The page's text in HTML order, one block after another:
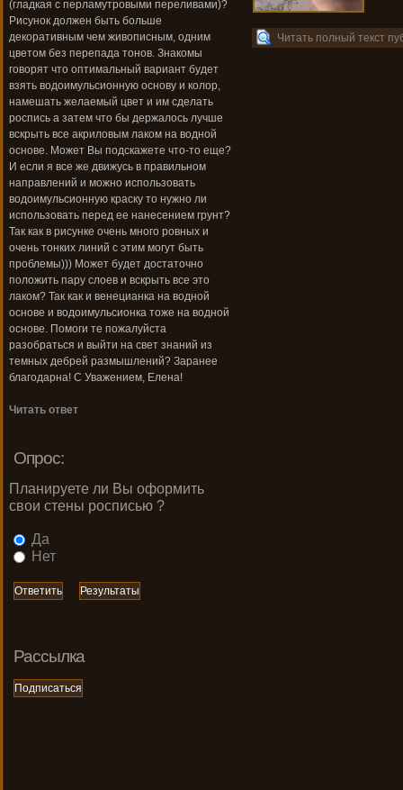
Читать полный текст
(гладкая с перламутровыми переливами)?
Рисунок должен быть больше
декоративным чем живописным, одним
цветом без перепада тонов. Знакомы
говорят что оптимальный вариант будет
взять водоимульсионную основу и колор,
намешать желаемый цвет и им сделать
роспись а затем что бы держалось лучше
вскрыть все акриловым лаком на водной
основе. Может Вы подскажете что-то еще?
И если я все же движусь в правильном
направлений и можно использовать
водоимульсионную краску то нужно ли
использовать перед ее нанесением грунт?
Так как в рисунке очень много ровных и
очень тонких линий с этим могут быть
проблемы))) Может будет достаточно
положить пару слоев и вскрыть все это
лаком? Так как и венецианка на водной
основе и водоимульсионка тоже на водной
основе. Помоги те пожалуйста
разобраться и выйти на свет знаний из
темных дебрей размышлений? Заранее
благодарна! С Уважением, Елена!
Читать ответ
Опрос:
Планируете ли Вы оформить
свои стены росписью ?
Да
Нет
Рассылка